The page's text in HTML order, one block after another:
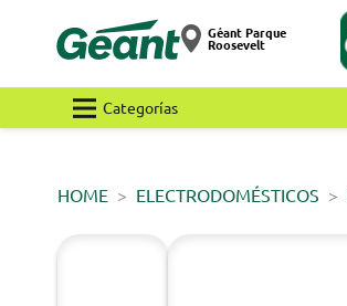
Géant Parque
Roosevelt
Categorías
HOME ELECTRODOMÉSTICOS